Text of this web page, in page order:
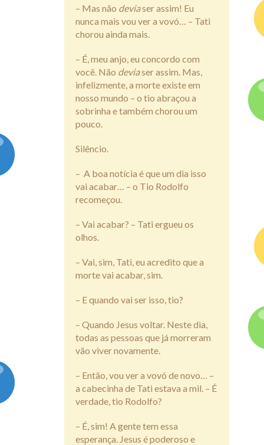
– Mas não deviaser assim! Eu
nunca mais vou ver a vovó… – Tati
chorou ainda mais.
– É, meu anjo, eu concordo com
você. Não deviaser assim. Mas,
infelizmente, a morte existe em
nosso mundo – o tio abraçou a
sobrinha e também chorou um
pouco.
Silêncio.
– A boa notícia é que um dia isso
vai acabar… – o Tio Rodolfo
recomeçou.
– Vai acabar? – Tati ergueu os
olhos.
– Vai, sim, Tati, eu acredito que a
morte vai acabar, sim.
– E quando vai ser isso, tio?
– Quando Jesus voltar. Neste dia,
todas as pessoas que já morreram
vão viver novamente.
– Então, vou ver a vovó de novo… –
a cabecinha de Tati estava a mil. – É
verdade, tio Rodolfo?
– É, sim! A gente tem essa
esperança. Jesus é poderoso e